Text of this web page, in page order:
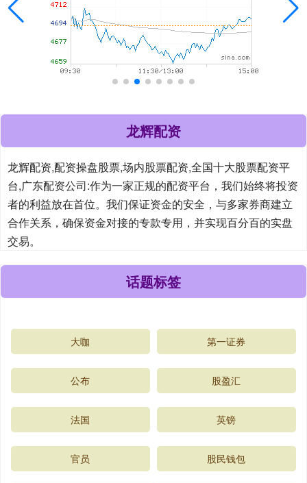
龙辉配资
龙辉配资,配资操盘股票,场内股票配资,全国十大股票配资平
台,广东配资公司:作为一家正规的配资平台，我们始终将投资
者的利益放在首位。我们保证资金的安全，与多家券商建立
合作关系，确保资金对接的专款专用，并实现百分百的实盘
交易。
话题标签
大咖 第一证券
公布 股盈汇
法国 英镑
官员 股民钱包